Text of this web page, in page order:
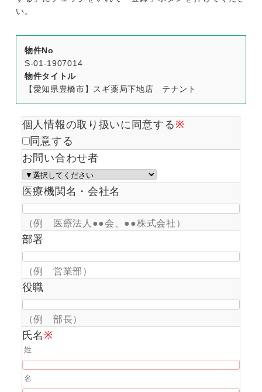
い。
物件No
S-01-1907014
物件タイトル
【愛知県豊橋市】スギ薬局下地店 テナント
個人情報の取り扱いに同意する ※
同意する
お問い合わせ者
医療機関名・会社名
（例 医療法人●●会、●●株式会社）
部署
（例 営業部）
役職
（例 部長）
氏名 ※
姓
名